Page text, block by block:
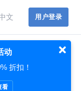
文 用户登录
问题…
动
折扣！
看